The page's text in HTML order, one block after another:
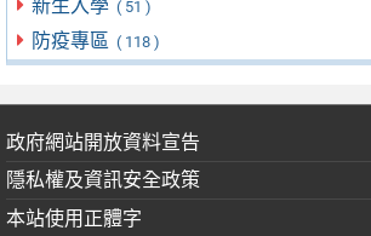
新生入學 ( 51 )
防疫專區 ( 118 )
政府網站開放資料宣告
隱私權及資訊安全政策
本站使用正體字